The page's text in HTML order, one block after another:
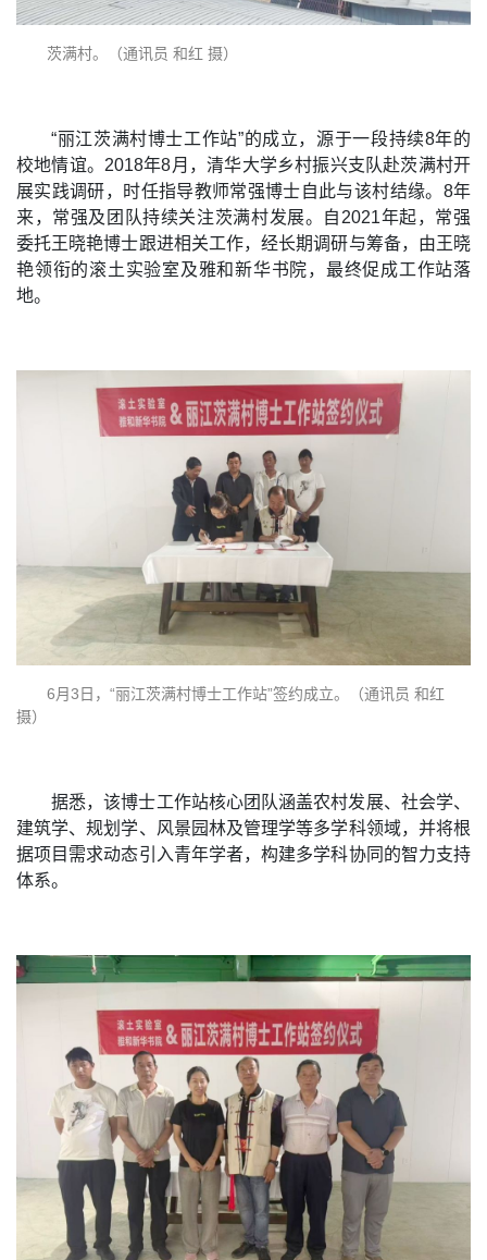
茨满村。（通讯员 和红 摄）
“丽江茨满村博士工作站”的成立，源于一段持续8年的
校地情谊。2018年8月，清华大学乡村振兴支队赴茨满村开
展实践调研，时任指导教师常强博士自此与该村结缘。8年
来，常强及团队持续关注茨满村发展。自2021年起，常强
委托王晓艳博士跟进相关工作，经长期调研与筹备，由王晓
艳领衔的滚土实验室及雅和新华书院，最终促成工作站落
地。
6月3日，“丽江茨满村博士工作站”签约成立。（通讯员 和红
摄）
据悉，该博士工作站核心团队涵盖农村发展、社会学、
建筑学、规划学、风景园林及管理学等多学科领域，并将根
据项目需求动态引入青年学者，构建多学科协同的智力支持
体系。